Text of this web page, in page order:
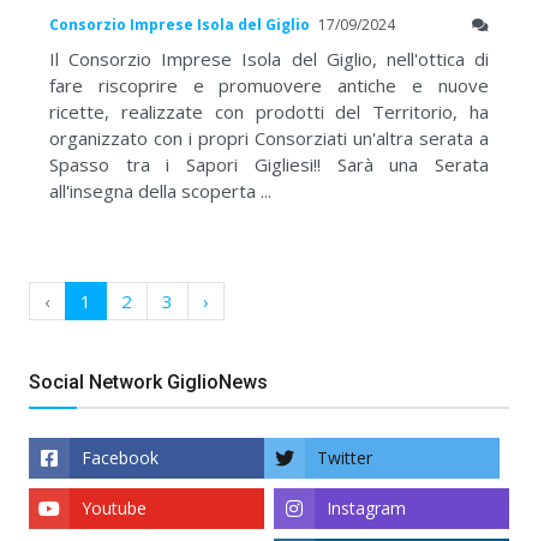
Consorzio Imprese Isola del Giglio 17/09/2024
Il Consorzio Imprese Isola del Giglio, nell'ottica di
fare riscoprire e promuovere antiche e nuove
ricette, realizzate con prodotti del Territorio, ha
organizzato con i propri Consorziati un'altra serata a
Spasso tra i Sapori Gigliesi!! Sarà una Serata
all'insegna della scoperta ...
‹ 1 2 3 ›
Social Network GiglioNews
Facebook Twitter
Instagram
Youtube